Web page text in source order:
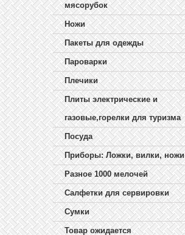
мясорубок
Ножи
Пакеты для одежды
Пароварки
Плечики
Плиты электрические и
газовые,горелки для туризма
Посуда
Приборы: Ложки, вилки, ножи
Разное 1000 мелочей
Салфетки для сервировки
Сумки
Товар ожидается